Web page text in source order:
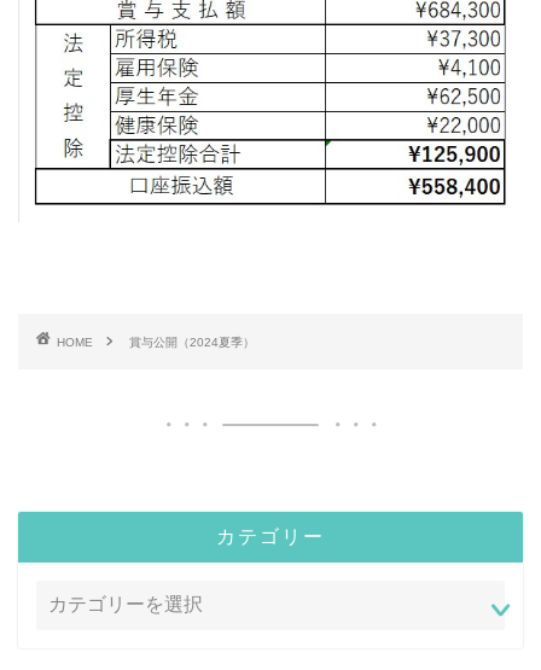
HOME 賞与公開（2024夏季）
カテゴリー